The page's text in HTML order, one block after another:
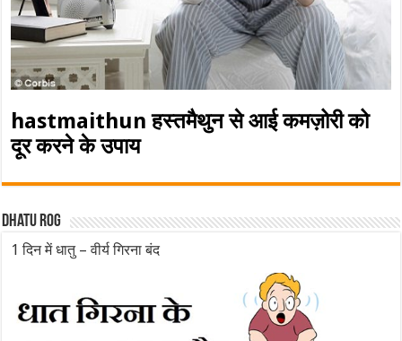
hastmaithun हस्तमैथुन से आई कमज़ोरी को
दूर करने के उपाय
Dhatu rog
1 दिन में धातु – वीर्य गिरना बंद